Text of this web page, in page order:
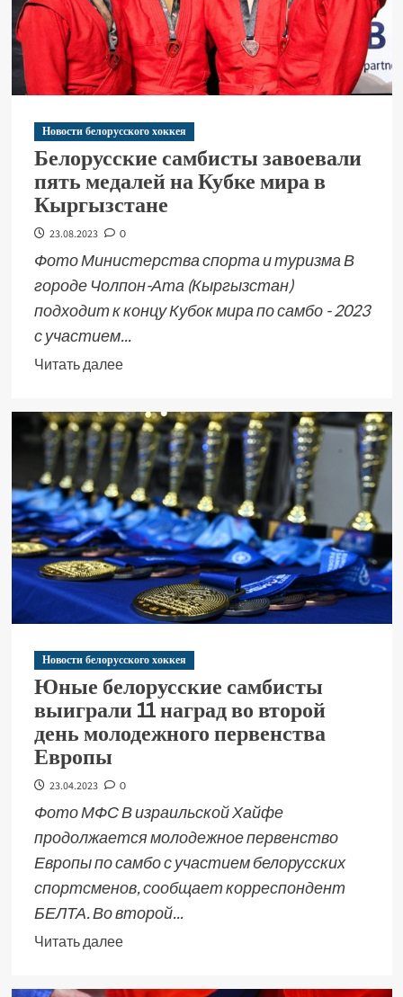
Новости белорусского хоккея
Белорусские самбисты завоевали
пять медалей на Кубке мира в
Кыргызстане
23.08.2023 0
Фото Министерства спорта и туризма В
городе Чолпон-Ата (Кыргызстан)
подходит к концу Кубок мира по самбо - 2023
с участием...
Читать далее
Новости белорусского хоккея
Юные белорусские самбисты
выиграли 11 наград во второй
день молодежного первенства
Европы
23.04.2023 0
Фото МФС В израильской Хайфе
продолжается молодежное первенство
Европы по самбо с участием белорусских
спортсменов, сообщает корреспондент
БЕЛТА. Во второй...
Читать далее